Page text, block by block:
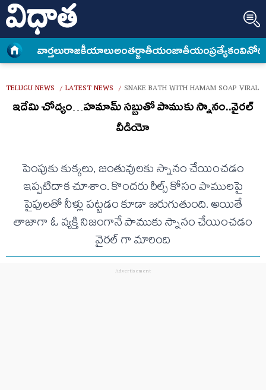
వార్త‌లురాజకీయాలుఅంత‌ర్జాతీయంజాతీయంప్రత్యేకం
TELUGU NEWS / LATEST NEWS / SNAKE BATH WITH HAMAM SOAP VIRAL
ఇదేమి చోద్యం…హమామ్ సబ్బుతో పాముకు స్నానం..వైరల్
వీడియో
పెంపుకు కుక్కలు, జంతువులకు స్నానం చేయించడం
ఇప్పటిదాక చూశాం. కొందరు రీల్స్ కోసం పాములపై
పైపులతో నీళ్లు పట్టడం కూడా జరుగుతుంది. అయితే
తాజాగా ఓ వ్యక్తి నిజంగానే పాముకు స్నానం చేయించడం
వైరల్ గా మారింది